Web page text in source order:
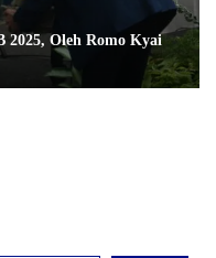
2025, Oleh Romo Kyai